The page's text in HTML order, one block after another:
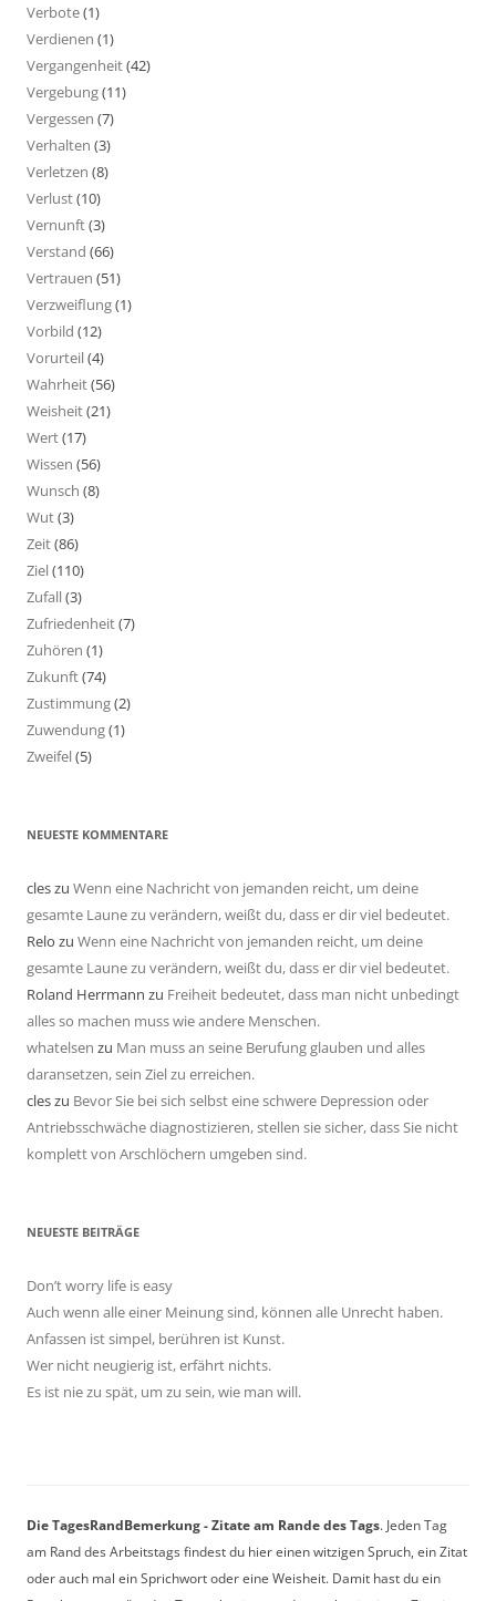
Verbote(1)
Verdienen (1)
Vergangenheit(42)
Vergebung(11)
Vergessen (7)
Verhalten (3)
Verletzen (8)
Verlust(10)
Vernunft(3)
Verstand (66)
Vertrauen (51)
Verzweiflung(1)
Vorbild (12)
Vorurteil(4)
Wahrheit(56)
Weisheit(21)
Wert(17)
Wissen (56)
Wunsch (8)
Wut(3)
Zeit(86)
Ziel(110)
Zufall(3)
Zufriedenheit(7)
Zuhören (1)
Zukunft(74)
Zustimmung(2)
Zuwendung(1)
Zweifel(5)
NEUESTE KOMMENTARE
cleszu Wenn eine Nachricht von jemanden reicht, um deine
gesamte Laune zu verändern, weißt du, dass er dir viel bedeutet.
Relo zu Wenn eine Nachricht von jemanden reicht, um deine
gesamte Laune zu verändern, weißt du, dass er dir viel bedeutet.
Roland Herrmann zu Freiheit bedeutet, dass man nicht unbedingt
alles so machen muss wie andere Menschen.
whatelsen zu Man muss an seine Berufung glauben und alles
daransetzen, sein Ziel zu erreichen.
cleszu Bevor Sie bei sich selbst eine schwere Depression oder
Antriebsschwäche diagnostizieren, stellen sie sicher, dass Sie nicht
komplett von Arschlöchern umgeben sind.
NEUESTE BEITRÄGE
Don’t worry life is easy
Auch wenn alle einer Meinung sind, können alle Unrecht haben.
Anfassen ist simpel, berühren ist Kunst.
Wer nicht neugierig ist, erfährt nichts.
Es ist nie zu spät, um zu sein, wie man will.
Die TagesRandBemerkung - Zitate am Rande des Tags. Jeden Tag
am Rand des Arbeitstags findest du hier einen witzigen Spruch, ein Zitat
oder auch mal ein Sprichwort oder eine Weisheit. Damit hast du ein